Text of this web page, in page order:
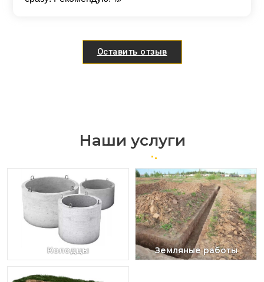
Оставить отзыв
Наши услуги
Колодцы Земляные работы